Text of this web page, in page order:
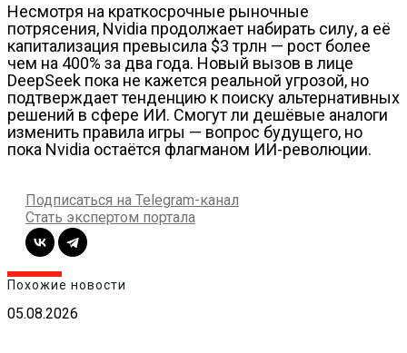
Несмотря на краткосрочные рыночные
потрясения, Nvidia продолжает набирать силу, а её
капитализация превысила $3 трлн — рост более
чем на 400% за два года. Новый вызов в лице
DeepSeek пока не кажется реальной угрозой, но
подтверждает тенденцию к поиску альтернативных
решений в сфере ИИ. Смогут ли дешёвые аналоги
изменить правила игры — вопрос будущего, но
пока Nvidia остаётся флагманом ИИ-революции.
Подписаться на Telegram-канал
Стать экспертом портала
Похожие новости
05.08.2026